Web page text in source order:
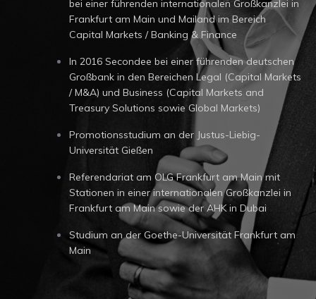
bei einer führenden internationalen Großkanzlei in
Frankfurt am Main und Mailand im Bereich
Capital Markets / Banking & Finance
In 2016 Secondee bei einer führenden deutschen
Großbank in den Bereichen Legal (Capital Markets
/ M&A) und Business (Capital Markets and
Treasury Solutions sowie Global Markets)
Promotionsstudium an der Justus-Liebig-
Universität Gießen
Referendariat am OLG Frankfurt am Main mit
Stationen in einer internationalen Großkanzlei in
Frankfurt am Main sowie der AHK in Dubai
Studium an der Goethe-Universität Frankfurt am
Main